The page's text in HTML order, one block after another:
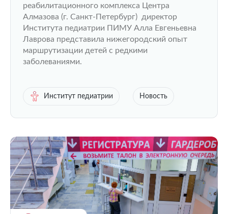
реабилитационного комплекса Центра
Алмазова (г. Санкт-Петербург) директор
Института педиатрии ПИМУ Алла Евгеньевна
Лаврова представила нижегородский опыт
маршрутизации детей с редкими
заболеваниями.
Институт педиатрии Новость